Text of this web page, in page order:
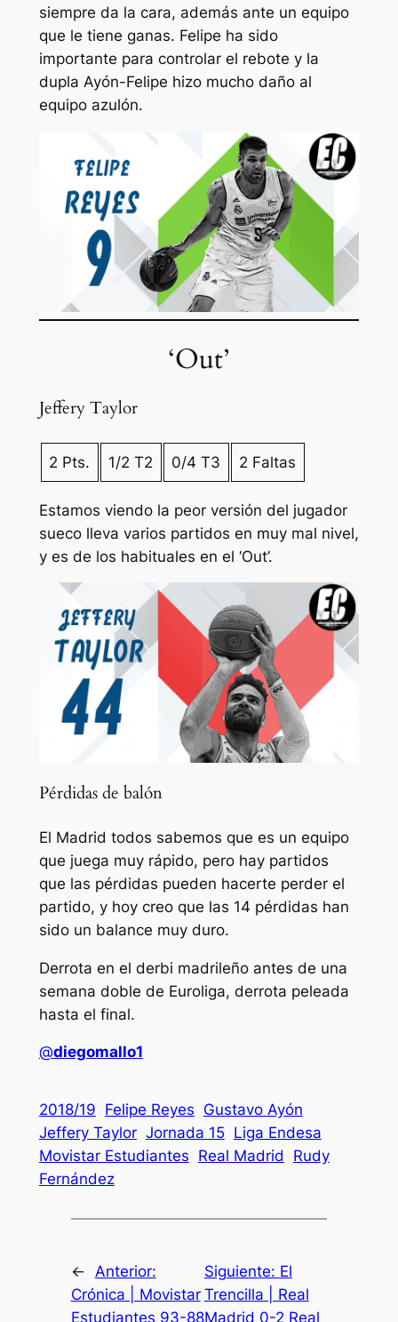
siempre da la cara, además ante un equipo
que le tiene ganas. Felipe ha sido
importante para controlar el rebote y la
dupla Ayón-Felipe hizo mucho daño al
equipo azulón.
‘Out’
Jeffery Taylor
2 Pts. 1/2 T2 0/4 T3 2 Faltas
Estamos viendo la peor versión del jugador
sueco lleva varios partidos en muy mal nivel,
y es de los habituales en el ‘Out’.
Pérdidas de balón
El Madrid todos sabemos que es un equipo
que juega muy rápido, pero hay partidos
que las pérdidas pueden hacerte perder el
partido, y hoy creo que las 14 pérdidas han
sido un balance muy duro.
Derrota en el derbi madrileño antes de una
semana doble de Euroliga, derrota peleada
hasta el final.
@diegomallo1
2018/19 Felipe Reyes Gustavo Ayón
Jeffery Taylor Jornada 15 Liga Endesa
Movistar Estudiantes Real Madrid
Rudy
Fernández
← Anterior:
Crónica | Movistar
Estudiantes 93-88
Siguiente: El
Trencilla | Real
Madrid 0-2 Real